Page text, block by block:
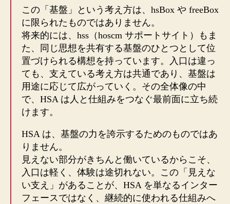
この「基盤」という考え方は、hsBox や freeBox
に限られたものではありません。
将来的には、hss（hoscm サポートサイト）もま
た、同じ思想を共有する基盤のひとつとして位
置づけられる構想を持っています。入口は違っ
ても、支えている考え方は共通であり、基盤は
用途に応じて広がっていく。その全体像の中
で、HSA は人と仕組みをつなぐ最前面に立ち続
けます。
HSA は、基盤の力を誇示するためのものではあ
りません。
見えない部分がきちんと働いているからこそ、
入口は軽く、体験は途切れない。この「見えな
い支え」があることが、HSA を単なるインター
フェースではなく、継続的に使われる仕組みへ